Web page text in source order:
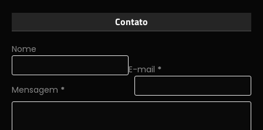
Contato
Nome
E-mail *
Mensagem *